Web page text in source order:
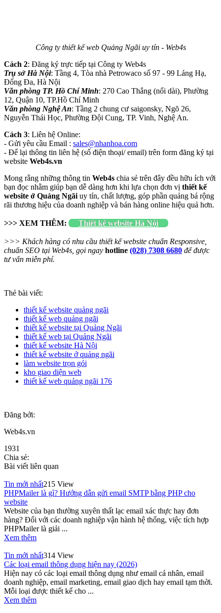
Công ty thiết kế web Quảng Ngãi uy tín - Web4s
Cách 2: Đăng ký trực tiếp tại Công ty Web4s
Trụ sở Hà Nội: Tầng 4, Tòa nhà Petrowaco số 97 - 99 Láng Hạ,
Đống Đa, Hà Nội
Văn phòng TP. Hồ Chí Minh: 270 Cao Thắng (nối dài), Phường
12, Quận 10, TP.Hồ Chí Minh
Văn phòng Nghệ An: Tầng 2 chung cư saigonsky, Ngõ 26,
Nguyễn Thái Học, Phường Đội Cung, TP. Vinh, Nghệ An.
Cách 3: Liên hệ Online:
- Gửi yêu cầu Email : sales@nhanhoa.com
- Để lại thông tin liên hệ (số điện thoại/ email) trên form đăng ký tại
website Web4s.vn
Mong rằng những thông tin Web4s chia sẻ trên đây đều hữu ích với
bạn đọc nhằm giúp bạn dễ dàng hơn khi lựa chọn đơn vị thiết kế
website ở Quảng Ngãi uy tín, chất lượng, góp phần quảng bá rộng
rãi thương hiệu của doanh nghiệp và bán hàng online hiệu quả hơn.
>>> XEM THÊM: Thiết kế website Hà Nội
>>> Khách hàng có nhu cầu thiết kế website chuẩn Responsive,
chuẩn SEO tại Web4s, gọi ngay hotline (028) 7308 6680 để được
tư vấn miễn phí.
Thẻ bài viết:
thiết kế website quảng ngãi
thiết kế web quảng ngãi
thiết kế website tại Quảng Ngãi
thiết kế web tại Quảng Ngãi
thiết kế website Hà Nội
thiết kế website ở quảng ngãi
làm website trọn gói
kho giao diện web
thiết kế web quảng ngãi 176
Đăng bởi:
Web4s.vn
1931
Chia sẻ:
Bài viết liên quan
Tin mới nhất215 View
PHPMailer là gì? Hướng dẫn gửi email SMTP bằng PHP cho
website
Website của bạn thường xuyên thất lạc email xác thực hay đơn
hàng? Đối với các doanh nghiệp vận hành hệ thống, việc tích hợp
PHPMailer là giải ...
Xem thêm
Tin mới nhất314 View
Các loại email thông dụng hiện nay (2026)
Hiện nay có các loại email thông dụng như email cá nhân, email
doanh nghiệp, email marketing, email giao dịch hay email tạm thời.
Mỗi loại được thiết kế cho ...
Xem thêm